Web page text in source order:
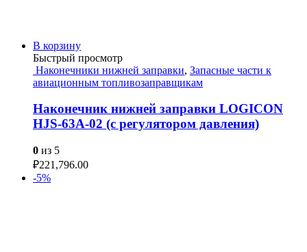
В корзину
Быстрый просмотр
Наконечники нижней заправки, Запасные части к
авиационным топливозаправщикам
Наконечник нижней заправки LOGICON
HJS-63A-02 (с регулятором давления)
0 из 5
₽221,796.00
-5%